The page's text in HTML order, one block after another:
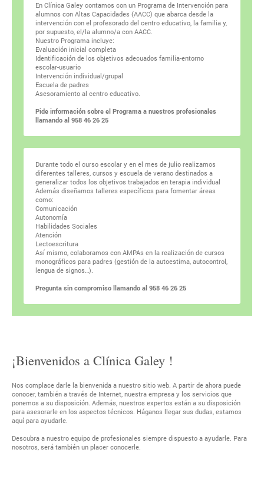
En Clínica Galey contamos con un Programa de Intervención para
alumnos con Altas Capacidades (AACC) que abarca desde la
intervención con el profesorado del centro educativo, la familia y,
por supuesto, el/la alumno/a con AACC.
Nuestro Programa incluye:
Evaluación inicial completa
Identificación de los objetivos adecuados familia-entorno
escolar-usuario
Intervención individual/grupal
Escuela de padres
Asesoramiento al centro educativo.
Pide información sobre el Programa a nuestros profesionales
llamando al 958 46 26 25
Durante todo el curso escolar y en el mes de julio realizamos
diferentes talleres, cursos y escuela de verano destinados a
generalizar todos los objetivos trabajados en terapia individual
Además diseñamos talleres específicos para fomentar áreas
como:
Comunicación
Autonomía
Habilidades Sociales
Atención
Lectoescritura
Así mismo, colaboramos con AMPAs en la realización de cursos
monográficos para padres (gestión de la autoestima, autocontrol,
lengua de signos…).
Pregunta sin compromiso llamando al 958 46 26 25
¡Bienvenidos a Clínica Galey !
Nos complace darle la bienvenida a nuestro sitio web. A partir de ahora puede
conocer, también a través de Internet, nuestra empresa y los servicios que
ponemos a su disposición. Además, nuestros expertos están a su disposición
para asesorarle en los aspectos técnicos. Háganos llegar sus dudas, estamos
aquí para ayudarle.
Descubra a nuestro equipo de profesionales siempre dispuesto a ayudarle. Para
nosotros, será también un placer conocerle.